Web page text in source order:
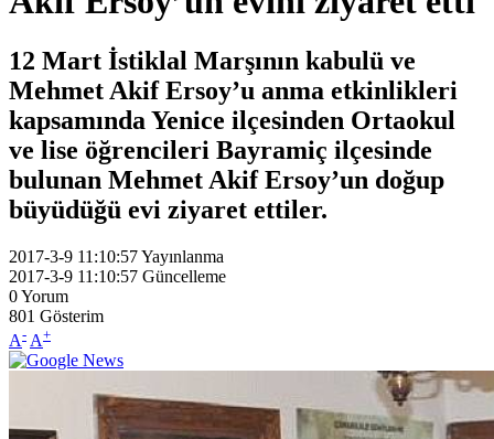
12 Mart İstiklal Marşının kabulü ve
Mehmet Akif Ersoy’u anma etkinlikleri
kapsamında Yenice ilçesinden Ortaokul
ve lise öğrencileri Bayramiç ilçesinde
bulunan Mehmet Akif Ersoy’un doğup
büyüdüğü evi ziyaret ettiler.
2017-3-9 11:10:57Yayınlanma
2017-3-9 11:10:57 Güncelleme
0Yorum
801 Gösterim
A- A+